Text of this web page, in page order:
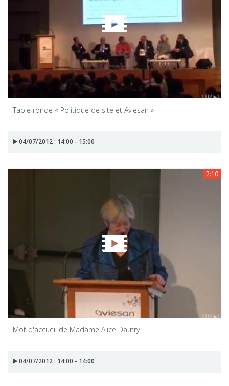
Table ronde « Politique de site et Aviesan »
04/07/2012 : 14:00 - 15:00
2:10
Mot d'accueil de Madame Alice Dautry
04/07/2012 : 14:00 - 14:00